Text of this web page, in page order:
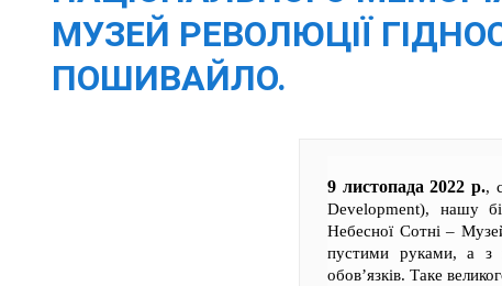
МУЗЕЙ РЕВОЛЮЦІЇ
ПОШИВАЙЛО.
9 листопада 2022 р.,
Development), нашу
Небесної Сотні –
пустими руками, а з
обов’язків. Таке